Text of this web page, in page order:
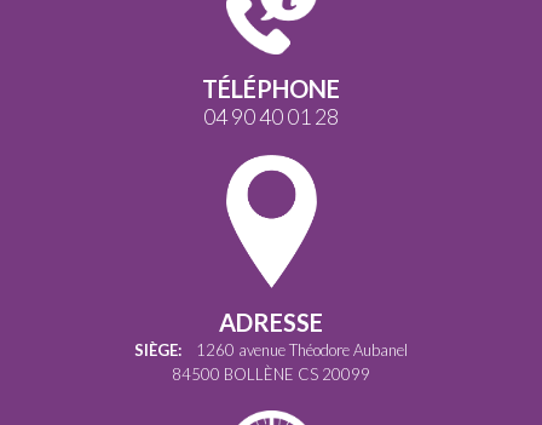
TÉLÉPHONE
04 90 40 01 28
ADRESSE
SIÈGE: 1260 avenue Théodore Aubanel
84500 BOLLÈNE CS 20099